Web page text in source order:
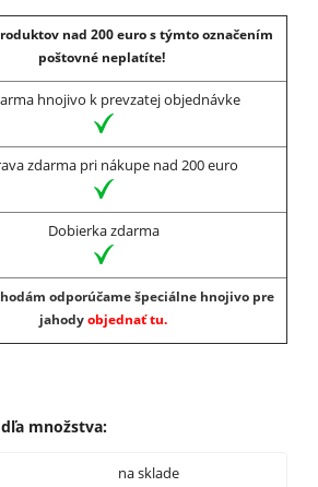
nad 200 euro s týmto označením
poštovné neplatíte!
hnojivo k prevzatej objednávke
zdarma pri nákupe nad 200 euro
Dobierka zdarma
odporúčame špeciálne hnojivo pre
jahodyobjednať tu.
množstva:
na sklade